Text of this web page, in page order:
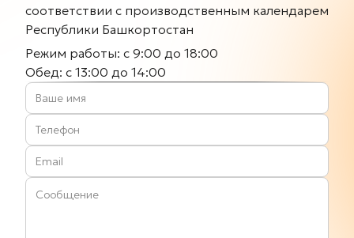
соответствии с производственным календарем
Республики Башкортостан
Режим работы: с 9:00 до 18:00
Обед: c 13:00 до 14:00